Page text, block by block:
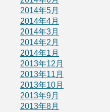
2014年5月
2014年4月
2014年3月
2014年2月
2014年1月
2013年12月
2013年11月
2013年10月
2013年9月
2013年8月